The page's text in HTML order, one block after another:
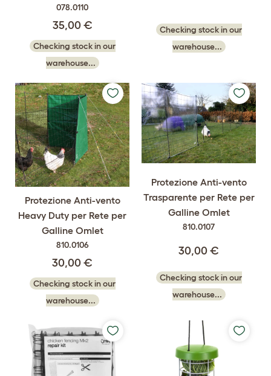
078.0110
35,00 €
Checking stock in our
warehouse...
Checking stock in our
warehouse...
Protezione Anti-vento
Heavy Duty per Rete per
Galline Omlet
810.0106
30,00 €
Checking stock in our
warehouse...
Protezione Anti-vento
Trasparente per Rete per
Galline Omlet
810.0107
30,00 €
Checking stock in our
warehouse...